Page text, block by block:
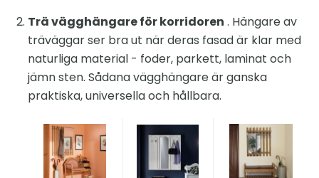
Trä vägghängare för korridoren . Hängare av
träväggar ser bra ut när deras fasad är klar med
naturliga material - foder, parkett, laminat och
jämn sten. Sådana vägghängare är ganska
praktiska, universella och hållbara.